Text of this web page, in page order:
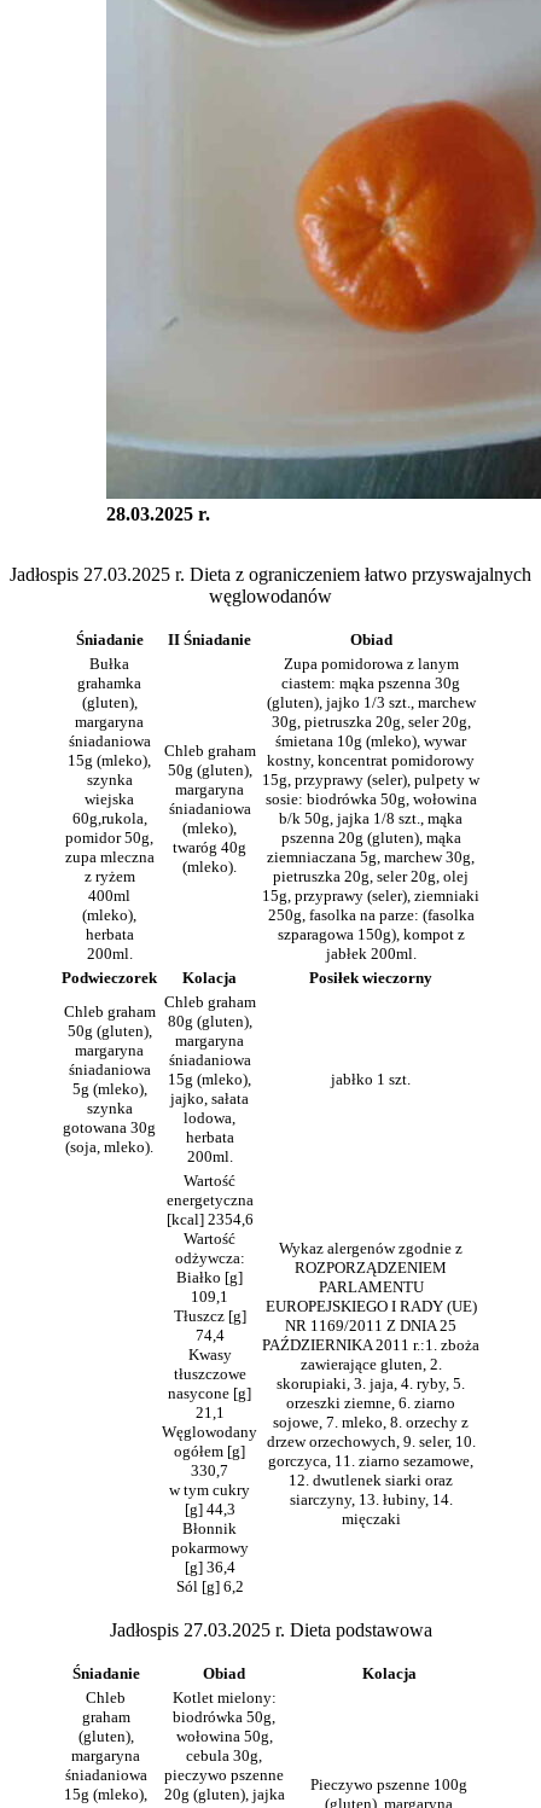
28.03.2025 r.
Jadłospis 27.03.2025 r. Dieta z ograniczeniem łatwo przyswajalnych
węglowodanów
Śniadanie II Śniadanie
Obiad
Bułka
grahamka
(gluten),
margaryna
śniadaniowa
15g (mleko),
szynka
wiejska
60g,rukola,
pomidor 50g,
zupa mleczna
z ryżem
400ml
(mleko),
herbata
200ml.
Chleb graham
50g (gluten),
margaryna
śniadaniowa
(mleko),
twaróg 40g
(mleko).
Zupa pomidorowa z lanym
ciastem: mąka pszenna 30g
(gluten), jajko 1/3 szt., marchew
30g, pietruszka 20g, seler 20g,
śmietana 10g (mleko), wywar
kostny, koncentrat pomidorowy
15g, przyprawy (seler), pulpety w
sosie: biodrówka 50g, wołowina
b/k 50g, jajka 1/8 szt., mąka
pszenna 20g (gluten), mąka
ziemniaczana 5g, marchew 30g,
pietruszka 20g, seler 20g, olej
15g, przyprawy (seler), ziemniaki
250g, fasolka na parze: (fasolka
szparagowa 150g), kompot z
jabłek 200ml.
Podwieczorek
Kolacja
Posiłek wieczorny
Chleb graham
50g (gluten),
margaryna
śniadaniowa
5g (mleko),
szynka
gotowana 30g
(soja, mleko).
Chleb graham
80g (gluten),
margaryna
śniadaniowa
15g (mleko),
jajko, sałata
lodowa,
herbata
200ml.
jabłko 1 szt.
Wartość
energetyczna
[kcal] 2354,6
Wartość
odżywcza:
Białko [g]
109,1
Tłuszcz [g]
74,4
Kwasy
tłuszczowe
nasycone [g]
21,1
Węglowodany
ogółem [g]
330,7
w tym cukry
[g] 44,3
Błonnik
pokarmowy
[g] 36,4
Sól [g] 6,2
Wykaz alergenów zgodnie z
ROZPORZĄDZENIEM
PARLAMENTU
EUROPEJSKIEGO I RADY (UE)
NR 1169/2011 Z DNIA 25
PAŹDZIERNIKA 2011 r.:1. zboża
zawierające gluten, 2.
skorupiaki, 3. jaja, 4. ryby, 5.
orzeszki ziemne, 6. ziarno
sojowe, 7. mleko, 8. orzechy z
drzew orzechowych, 9. seler, 10.
gorczyca, 11. ziarno sezamowe,
12. dwutlenek siarki oraz
siarczyny, 13. łubiny, 14.
mięczaki
Jadłospis 27.03.2025 r. Dieta podstawowa
Śniadanie Obiad
Kolacja
Chleb
graham
(gluten),
margaryna
śniadaniowa
15g (mleko),
Kotlet mielony:
biodrówka 50g,
wołowina 50g,
cebula 30g,
pieczywo pszenne
20g (gluten), jajka
Pieczywo pszenne 100g
(gluten), margaryna